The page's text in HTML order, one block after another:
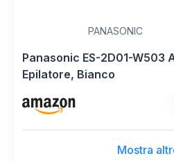
PANASONIC
Panasonic ES-2D01-W503
Epilatore, Bianco
Mostra